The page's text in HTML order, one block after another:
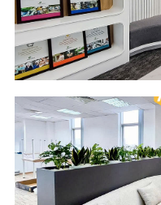
Building - HCM City
Scope of Work
Design and Build